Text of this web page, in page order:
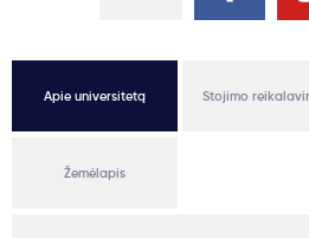
Apie universitetą Stojimo
Žemėlapis